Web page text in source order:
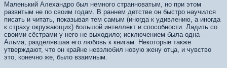
Маленький Алехандро был немного странноватым, но при этом
развитым не по своим годам. В раннем детстве он быстро научился
писать и читать, показывая тем самым (иногда к удивлению, а иногда
к страху окружающих) большой интеллект и способности. Ладить со
своими сёстрами у него не выходило; исключением была одна —
Альма, разделявшая его любовь к книгам. Некоторые также
утверждают, что он крайне невзлюбил новую жену отца, и чувство
это, конечно же, было взаимным.